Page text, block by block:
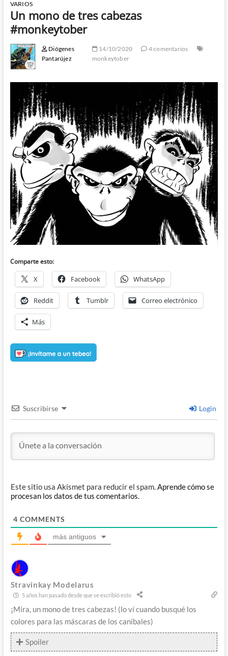
VARIOS
Un mono de tres cabezas
#monkeytober
Diógenes
Pantarújez
14/10/2020
4 comentarios
monkeytober
Comparte esto:
X Facebook WhatsApp
Reddit Tumblr Correo electrónico
Más
Suscribirse Login
Este sitio usa Akismet para reducir el spam.Aprende cómo se
procesan los datos de tus comentarios.
4 COMMENTS
más antiguos
Stravinkay Modelarus
5 años han pasado desde que se escribió esto
¡Mira, un mono de tres cabezas! (lo ví cuando busqué los
colores para las máscaras de los caníbales)
Spoiler